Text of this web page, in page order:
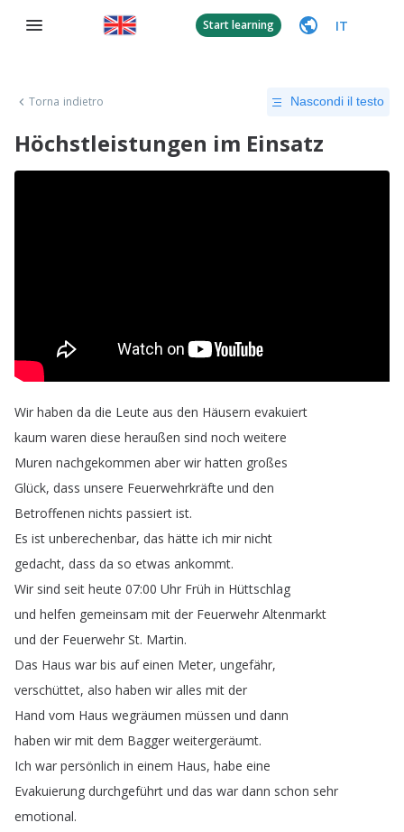
Start learning IT
Torna indietro Nascondi il testo
Höchstleistungen im Einsatz
Wir haben da die Leute aus den Häusern evakuiert
kaum waren diese heraußen sind noch weitere
Muren nachgekommen aber wir hatten großes
Glück, dass unsere Feuerwehrkräfte und den
Betroffenen nichts passiert ist.
Es ist unberechenbar, das hätte ich mir nicht
gedacht, dass da so etwas ankommt.
Wir sind seit heute 07:00 Uhr Früh in Hüttschlag
und helfen gemeinsam mit der Feuerwehr Altenmarkt
und der Feuerwehr St. Martin.
Das Haus war bis auf einen Meter, ungefähr,
verschüttet, also haben wir alles mit der
Hand vom Haus wegräumen müssen und dann
haben wir mit dem Bagger weitergeräumt.
Ich war persönlich in einem Haus, habe eine
Evakuierung durchgeführt und das war dann schon sehr
emotional.